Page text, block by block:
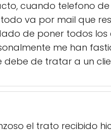
cuando telefono
va por mail que
de poner todos
me han
debe de tratar a un
el trato recibido